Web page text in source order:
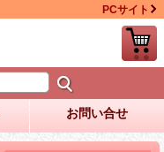
PCサイト
お問い合せ